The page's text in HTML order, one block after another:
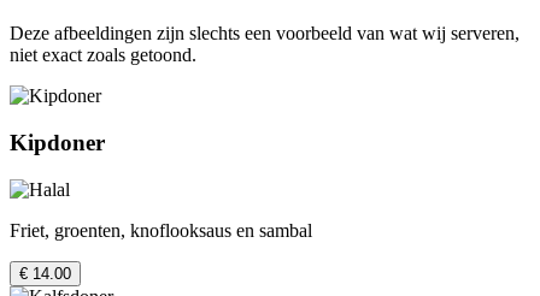
Deze afbeeldingen zijn slechts een voorbeeld van wat wij serveren,
niet exact zoals getoond.
Kipdoner
Friet, groenten, knoflooksaus en sambal
€ 14.00